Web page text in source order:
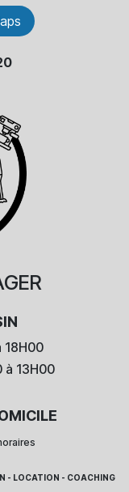
18H00
à 13H00
- LOCATION - COACHING